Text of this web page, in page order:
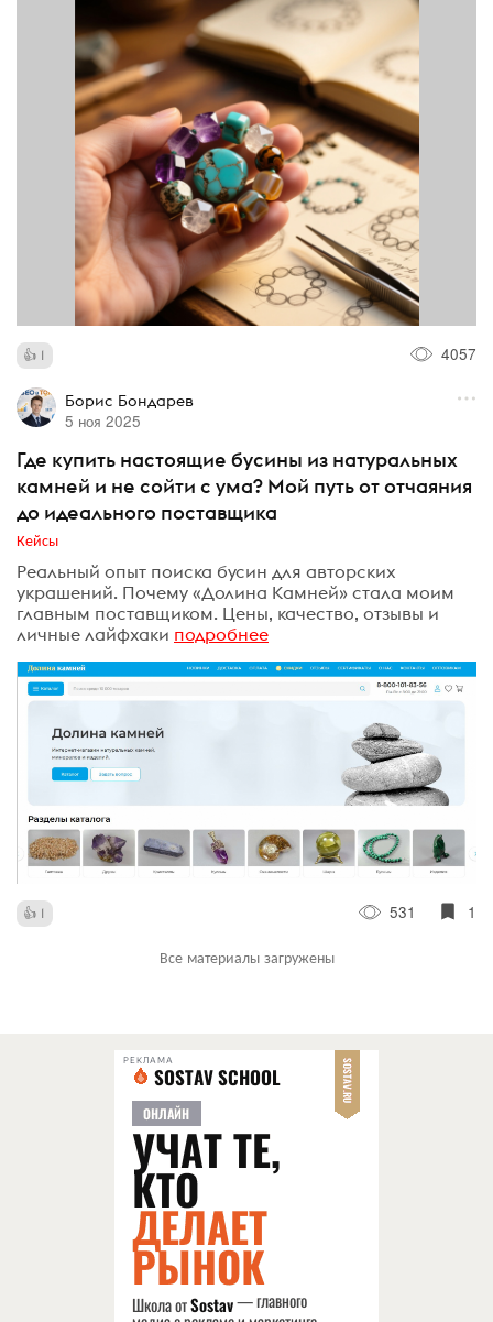
1 4057
Борис Бондарев
5 ноя 2025
Где купить настоящие бусины из натуральных
камней и не сойти с ума? Мой путь от отчаяния
до идеального поставщика
Кейсы
Реальный опыт поиска бусин для авторских
украшений. Почему «Долина Камней» стала моим
главным поставщиком. Цены, качество, отзывы и
личные лайфхаки подробнее
1 531 1
Все материалы загружены
РЕКЛАМА